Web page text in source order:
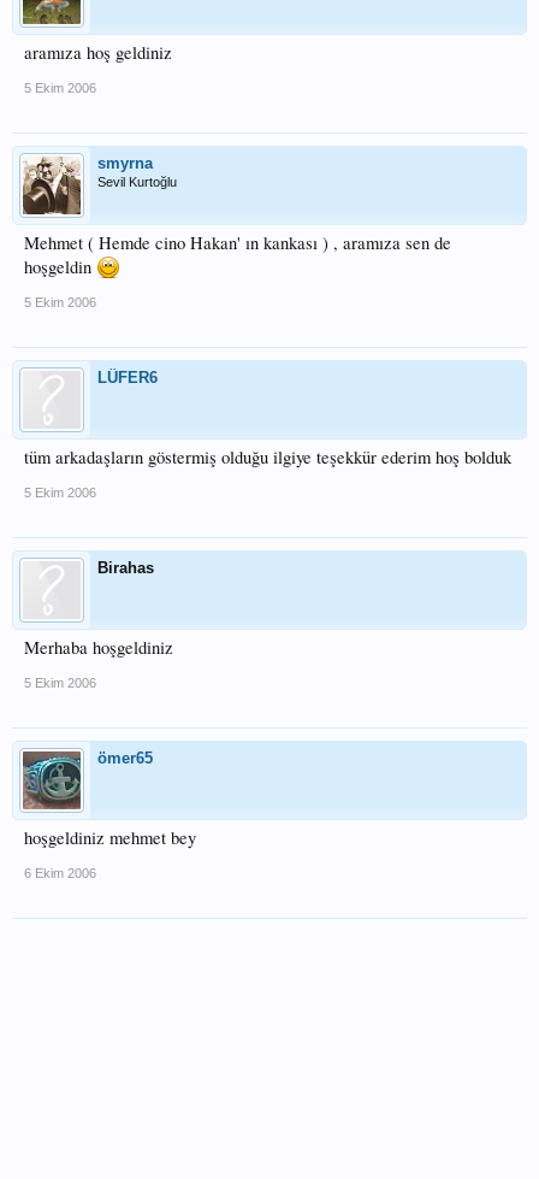
aramıza hoş geldiniz
5 Ekim 2006
smyrna
Sevil Kurtoğlu
Mehmet ( Hemde cino Hakan' ın kankası ) , aramıza sen de
hoşgeldin
5 Ekim 2006
LÜFER6
tüm arkadaşların göstermiş olduğu ilgiye teşekkür ederim hoş bolduk
5 Ekim 2006
Birahas
Merhaba hoşgeldiniz
5 Ekim 2006
ömer65
hoşgeldiniz mehmet bey
6 Ekim 2006